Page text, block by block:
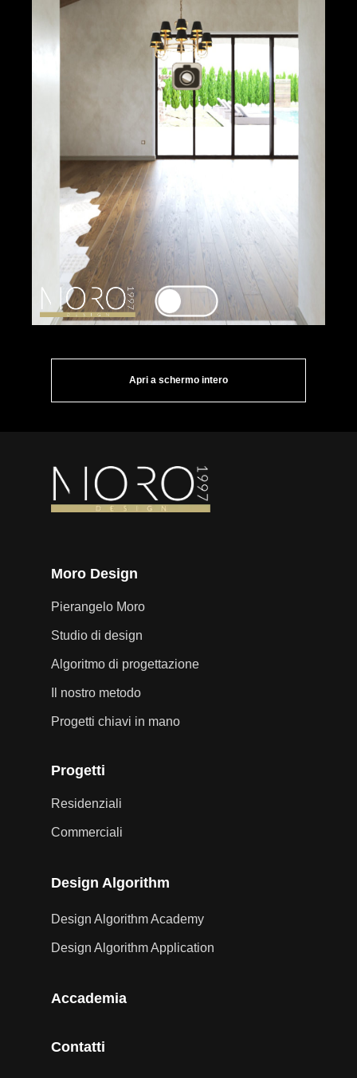
Apri a schermo intero
Contatti
Accademia
Design Algorithm Academy
Design Algorithm Application
Design Algorithm
Residenziali
Commerciali
Progetti
Pierangelo Moro
Studio di design
Algoritmo di progettazione
Il nostro metodo
Progetti chiavi in mano
Moro Design